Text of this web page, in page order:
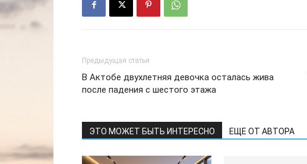
Предыдущая статья
В Актобе двухлетняя девочка осталась жива
после падения с шестого этажа
ЭТО МОЖЕТ БЫТЬ ИНТЕРЕСНО ЕЩЕ ОТ АВТОРА